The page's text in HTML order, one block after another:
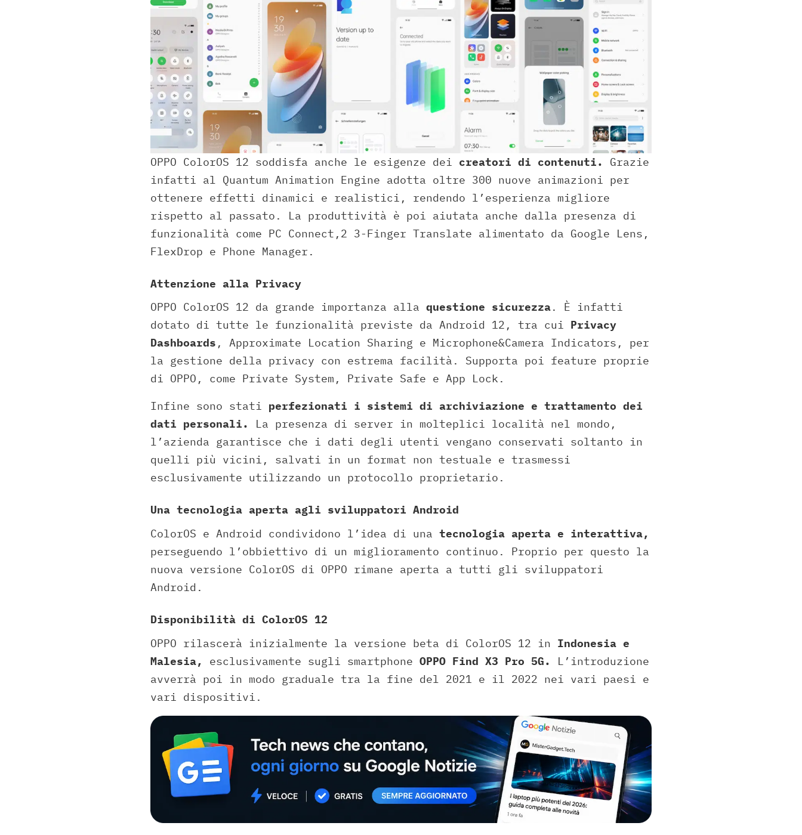
OPPO ColorOS 12 soddisfa anche le esigenze dei creatori di contenuti.
Grazie
infatti al Quantum Animation Engine adotta oltre 300 nuove animazioni per
ottenere effetti dinamici e realistici, rendendo l’esperienza migliore
rispetto al passato. La produttività è poi aiutata anche dalla presenza di
funzionalità come PC Connect,2 3-Finger Translate alimentato da Google Lens,
FlexDrop e Phone Manager.
Attenzione alla Privacy
OPPO ColorOS 12 da grande importanza alla questione sicurezza. È infatti
dotato di tutte le funzionalità previste da Android 12, tra cui Privacy
Dashboards , Approximate Location Sharing e Microphone&Camera Indicators, per
la gestione della privacy con estrema facilità. Supporta poi feature proprie
di OPPO, come Private System, Private Safe e App Lock.
Infine sono stati perfezionati i sistemi di archiviazione e trattamento dei
dati personali.
La presenza di server in molteplici località nel mondo,
l’azienda garantisce che i dati degli utenti vengano conservati soltanto in
quelli più vicini, salvati in un format non testuale e trasmessi
esclusivamente utilizzando un protocollo proprietario.
Una tecnologia aperta agli sviluppatori Android
ColorOS e Android condividono l’idea di una tecnologia aperta e interattiva,
perseguendo l’obbiettivo di un miglioramento continuo. Proprio per questo la
nuova versione ColorOS di OPPO rimane aperta a tutti gli sviluppatori
Android.
Disponibilità di ColorOS 12
OPPO rilascerà inizialmente la versione beta di ColorOS 12 in Indonesia e
Malesia,
esclusivamente sugli smartphone OPPO Find X3 Pro 5G. L’introduzione
avverrà poi in modo graduale tra la fine del 2021 e il 2022 nei vari paesi e
vari dispositivi.